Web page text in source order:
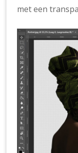
met een